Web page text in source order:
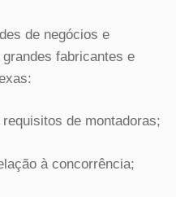
de negócios e
fabricantes e
de montadoras;
à concorrência;